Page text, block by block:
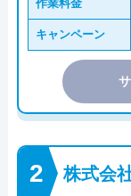
作業料金
キャンペーン
株式会